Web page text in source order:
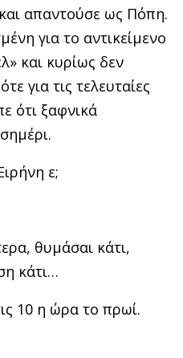
απαντούσε ως Πόπη.
για το αντικείμενο
και κυρίως δεν
για τις τελευταίες
ότι ξαφνικά
ε;
θυμάσαι κάτι,
κάτι…
10 η ώρα το πρωί.